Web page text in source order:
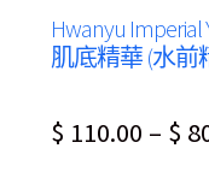
Hwanyu
肌底精華 (水前
$ 110.00 – $